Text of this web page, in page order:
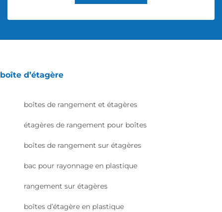
boîte d’étagère
boîtes de rangement et étagères
étagères de rangement pour boîtes
boîtes de rangement sur étagères
bac pour rayonnage en plastique
rangement sur étagères
boîtes d’étagère en plastique